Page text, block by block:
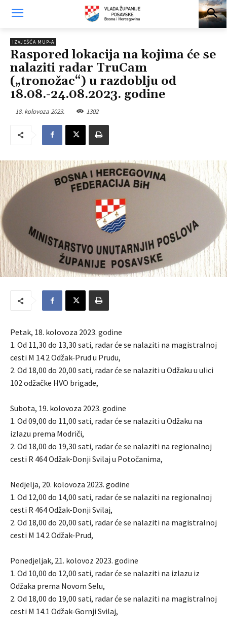
IZVJEŠĆA MUP-A
Raspored lokacija na kojima će se
nalaziti radar TruCam
(„tronožac“) u razdoblju od
18.08.-24.08.2023. godine
18. kolovoza 2023. 1302
Petak, 18. kolovoza 2023. godine
1. Od 11,30 do 13,30 sati, radar će se nalaziti na magistralnoj
cesti M 14.2 Odžak-Prud u Prudu,
2. Od 18,00 do 20,00 sati, radar će se nalaziti u Odžaku u ulici
102 odžačke HVO brigade,
Subota, 19. kolovoza 2023. godine
1. Od 09,00 do 11,00 sati, radar će se nalaziti u Odžaku na
izlazu prema Modriči,
2. Od 18,00 do 19,30 sati, radar će se nalaziti na regionalnoj
cesti R 464 Odžak-Donji Svilaj u Potočanima,
Nedjelja, 20. kolovoza 2023. godine
1. Od 12,00 do 14,00 sati, radar će se nalaziti na regionalnoj
cesti R 464 Odžak-Donji Svilaj,
2. Od 18,00 do 20,00 sati, radar će se nalaziti na magistralnoj
cesti M 14.2 Odžak-Prud,
Ponedjeljak, 21. kolovoz 2023. godine
1. Od 10,00 do 12,00 sati, radar će se nalaziti na izlazu iz
Odžaka prema Novom Selu,
2. Od 18,00 do 19,00 sati, radar će se nalaziti na magistralnoj
cesti M 14.1 Odžak-Gornji Svilaj,